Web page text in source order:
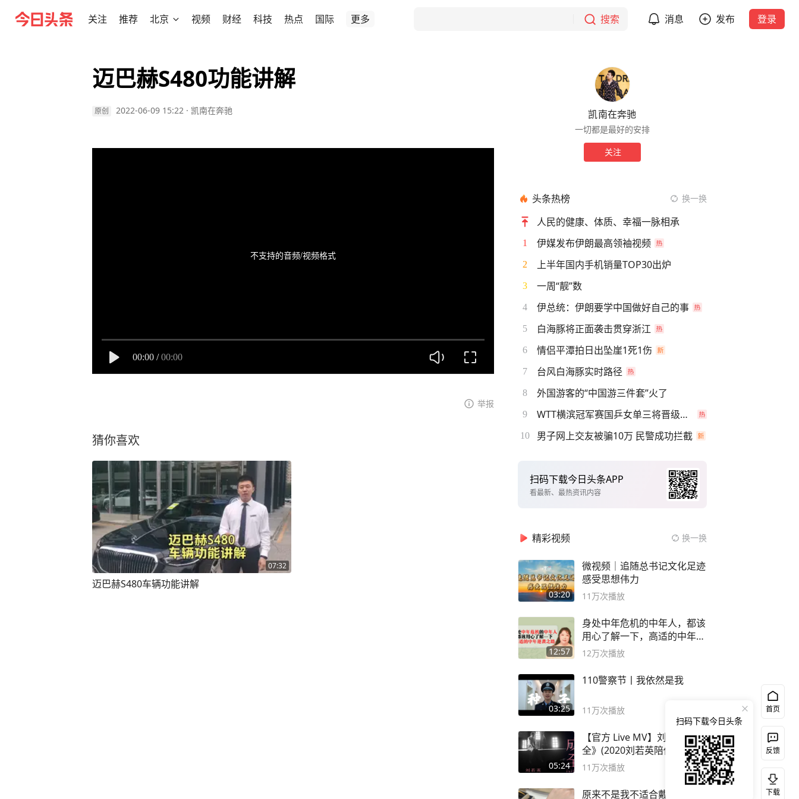
关注 推荐 北京 视频 财经 科技 热点 国际 更多 搜索 消息 发布 登录
迈巴赫S480功能讲解
原创 2022-06-09 15:22 · 凯南在奔驰
不支持的音频/视频格式
00:00 / 00:00
举报
猜你喜欢
07:32
迈巴赫S480车辆功能讲解
凯南在奔驰
一切都是最好的安排
关注
头条热榜 换一换
人民的健康、体质、幸福一脉相承
1 伊媒发布伊朗最高领袖视频
2 上半年国内手机销量TOP30出炉
3 一周“靓”数
4 伊总统：伊朗要学中国做好自己的事
5 白海豚将正面袭击贯穿浙江
6 情侣平潭拍日出坠崖1死1伤
7 台风白海豚实时路径
8 外国游客的“中国游三件套”火了
9 WTT横滨冠军赛国乒女单三将晋级四强
10 男子网上交友被骗10万 民警成功拦截
扫码下载今日头条APP
看最新、最热资讯内容
精彩视频 换一换
03:20
微视频｜追随总书记文化足迹
感受思想伟力
11万次播放
12:57
身处中年危机的中年人，都该
用心了解一下，高适的中年逆
袭之路
12万次播放
03:25
110警察节丨我依然是我
11万次播放
05:24
【官方 Live MV】刘若英《成
全》(2020刘若英陪你) #刘若
英 #成全
11万次播放
原来不是我不适合戴黄金，是
首页
反馈
下载
扫码下载今日头条